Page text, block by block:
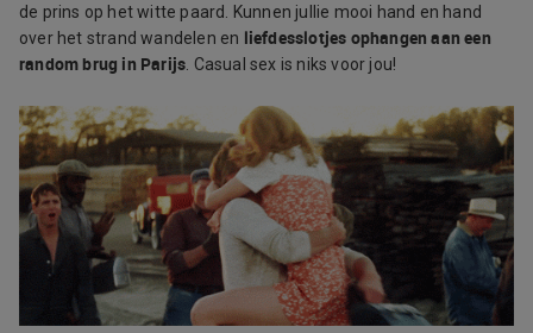
de prins op het witte paard. Kunnen jullie mooi hand en hand
over het strand wandelen en liefdesslotjes ophangen aan een
random brug in Parijs . Casual sex is niks voor jou!